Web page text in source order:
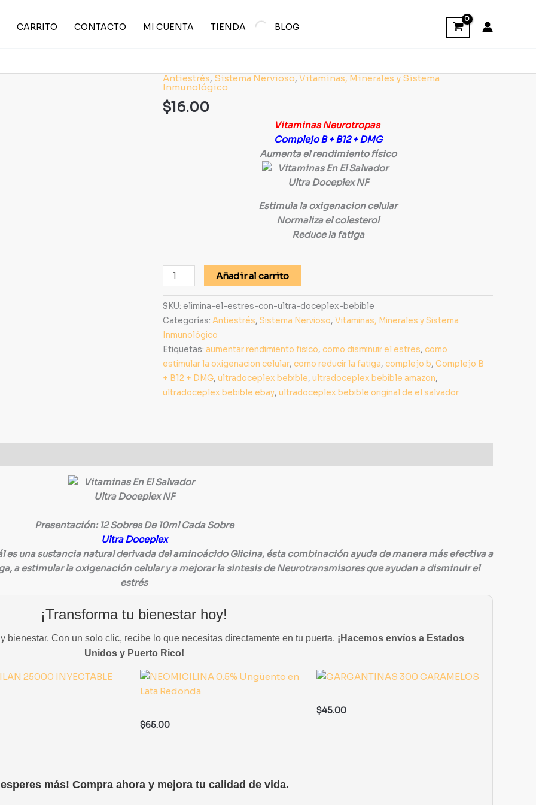
CARRITO CONTACTO MI CUENTA TIENDA BLOG
Antiestrés, Sistema Nervioso, Vitaminas, Minerales y Sistema
Inmunológico
$16.00
Vitaminas Neurotropas
Complejo B + B12 + DMG
Aumenta el rendimiento físico
Estimula la oxigenacion celular
Normaliza el colesterol
Reduce la fatiga
Ultra
Doceplex
Bebible
Añadir al carrito
SKU: elimina-el-estres-con-ultra-doceplex-bebible
Categorías: Antiestrés, Sistema Nervioso, Vitaminas, Minerales y Sistema
Inmunológico
Etiquetas: aumentar rendimiento fisico, como disminuir el estres, como
estimular la oxigenacion celular, como reducir la fatiga, complejo b, Complejo B
+ B12 + DMG, ultradoceplex bebible, ultradoceplex bebible amazon,
ultradoceplex bebible ebay, ultradoceplex bebible original de el salvador
Presentación: 12 Sobres De 10ml Cada Sobre
Ultra Doceplex
una sustancia natural derivada del aminoácido Glicina, ésta combinación ayuda de manera más efectiva a
a estimular la oxigenación celular y a mejorar la sintesis de Neurotransmisores que ayudan a disminuir el
estrés
¡Transforma tu bienestar hoy!
bienestar. Con un solo clic, recibe lo que necesitas directamente en tu puerta. ¡Hacemos envíos a Estados
Unidos y Puerto Rico!
$65.00
$45.00
esperes más! Compra ahora y mejora tu calidad de vida.